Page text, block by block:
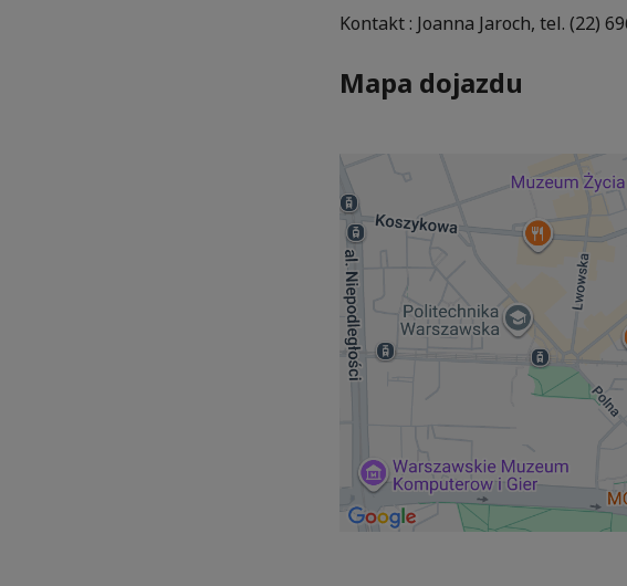
Kontakt : Joanna Jaroch, tel. (22)
Mapa dojazdu